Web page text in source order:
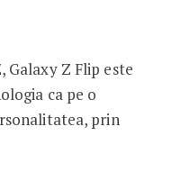
Galaxy Z Flip este
ca pe o
prin